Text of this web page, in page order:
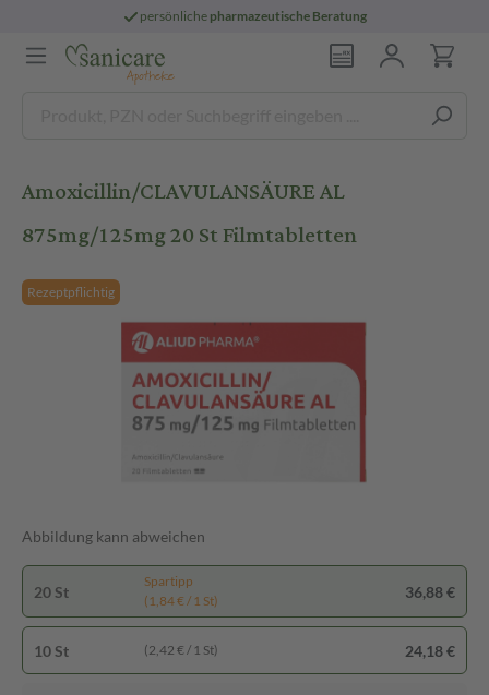
persönliche pharmazeutische Beratung
Amoxicillin/CLAVULANSÄURE AL
875mg/125mg 20 St Filmtabletten
Rezeptpflichtig
Abbildung kann abweichen
20 St
Spartipp
(1,84 € / 1 St)
36,88 €
10 St (2,42 € / 1 St) 24,18 €